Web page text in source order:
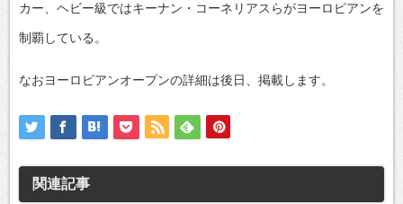
カー、ヘビー級ではキーナン・コーネリアスらがヨーロピアンを
制覇している。
なおヨーロピアンオープンの詳細は後日、掲載します。
関連記事